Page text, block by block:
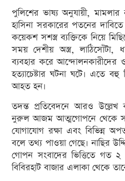
পুলিশের ভাষ্য অনুযায়ী,
হাসিনা সরকারের পতনের
কয়েকশ সশস্ত্র ব্যক্তিকে নিয়ে
সময় দেশীয় অস্ত্র, লাঠিসোঁটা,
ব্যবহার করে আন্দোলনকারীদের
হত্যাচেষ্টার ঘটনা ঘটে। এতে বহু
আহত হন।
তদন্ত প্রতিবেদনে আরও
নুরুল আজম আত্মগোপনে থেকে
যোগাযোগ রক্ষা এবং বিভিন্ন
বলে তথ্য পাওয়া গেছে। নাছির
গোপন সংবাদের ভিত্তিতে গত
বিবিরহাট বাজার এলাকা থেকে